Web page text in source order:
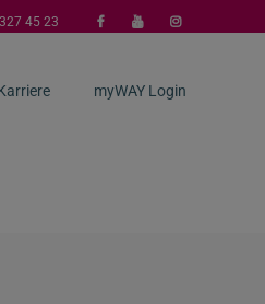
45 23
myWAY Login